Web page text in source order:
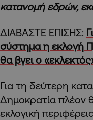
κατανομή εδρών,
ΔΙΑΒΑΣΤΕ ΕΠΙΣΗΣ:
σύστημα η εκλογή
θα βγει ο
Για τη δεύτερη
Δημοκρατία πλέον
εκλογική